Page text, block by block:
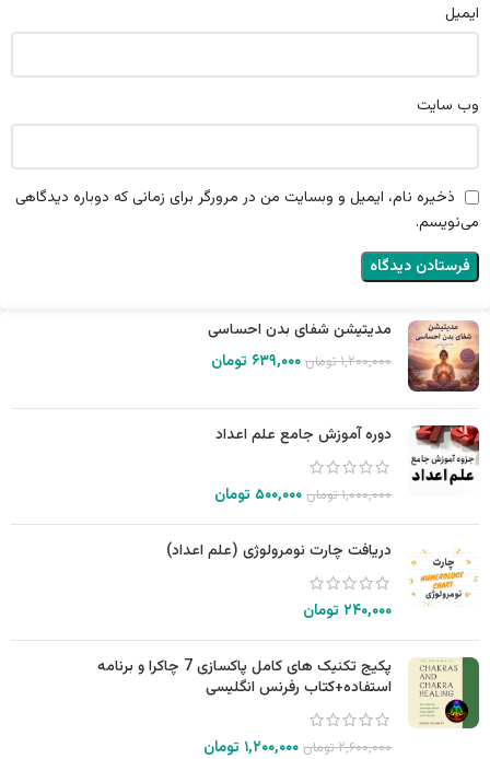
ایمیل
وب‌ سایت
ذخیره نام، ایمیل و وبسایت من در مرورگر برای زمانی که دوباره دیدگاهی
می‌نویسم.
مدیتیشن شفای بدن احساسی
۱,۲۰۰,۰۰۰تومان ۶۳۹,۰۰۰ تومان
دوره آموزش جامع علم اعداد
۱,۰۰۰,۰۰۰تومان ۵۰۰,۰۰۰ تومان
دریافت چارت نومرولوژی (علم اعداد)
۲۴۰,۰۰۰ تومان
پکیج تکنیک های کامل پاکسازی 7 چاکرا و برنامه
استفاده+کتاب رفرنس انگلیسی
۲,۶۰۰,۰۰۰تومان ۱,۲۰۰,۰۰۰ تومان